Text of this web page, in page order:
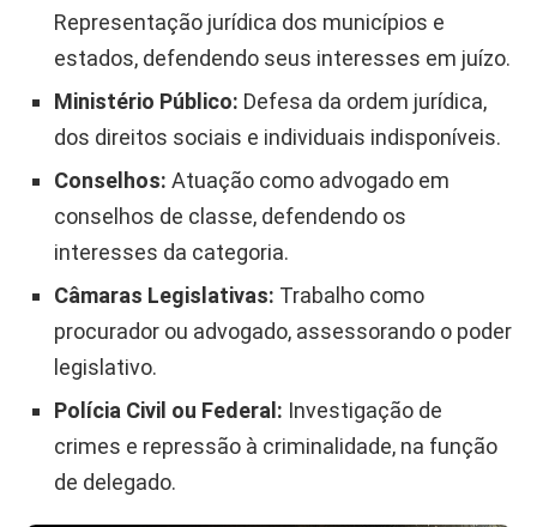
Representação jurídica dos municípios e
estados, defendendo seus interesses em juízo.
Ministério Público: Defesa da ordem jurídica,
dos direitos sociais e individuais indisponíveis.
Conselhos: Atuação como advogado em
conselhos de classe, defendendo os
interesses da categoria.
Câmaras Legislativas: Trabalho como
procurador ou advogado, assessorando o poder
legislativo.
Polícia Civil ou Federal: Investigação de
crimes e repressão à criminalidade, na função
de delegado.